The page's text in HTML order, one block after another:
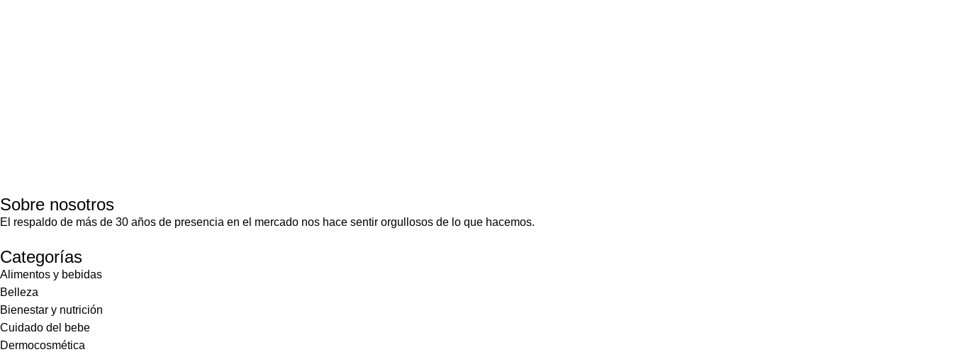
Sobre nosotros
El respaldo de más de 30 años de presencia en el mercado nos hace sentir orgullosos de lo que hacemos.
Categorías
Alimentos y bebidas
Belleza
Bienestar y nutrición
Cuidado del bebe
Dermocosmética